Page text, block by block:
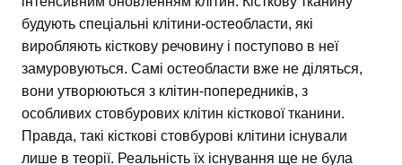
будують спеціальні клітини-остеобласти, які
виробляють кісткову речовину і поступово в неї
замуровуються. Самі остеобласти вже не діляться,
вони утворюються з клітин-попередників, з
особливих стовбурових клітин кісткової тканини.
Правда, такі кісткові стовбурові клітини існували
лише в теорії. Реальність їх існування ще не була